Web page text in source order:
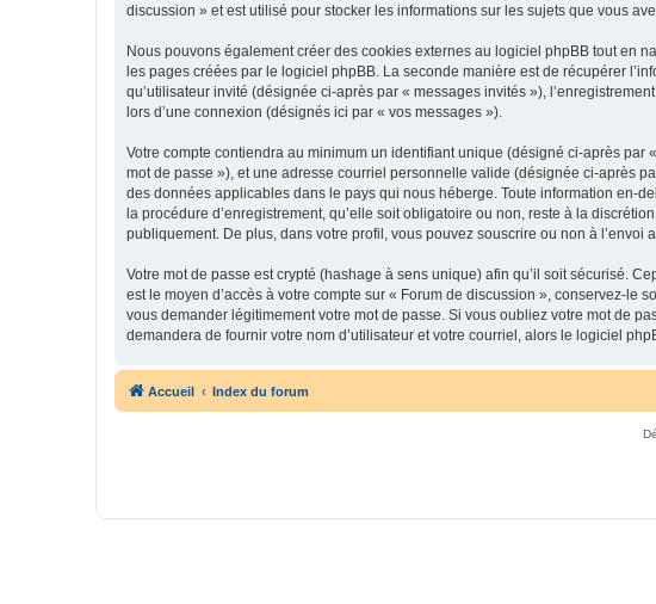
discussion » et est utilisé pour stocker les informations sur les sujets que vous
Nous pouvons également créer des cookies externes au logiciel phpBB tout en
les pages créées par le logiciel phpBB. La seconde manière est de récupérer
qu’utilisateur invité (désignée ci-après par « messages invités »),
lors d’une connexion (désignés ici par « vos messages »).
Votre compte contiendra au minimum un identifiant unique (désigné ci-après
mot de passe »), et une adresse courriel personnelle valide (désignée ci-après
des données applicables dans le pays qui nous héberge. Toute information en-
la procédure d’enregistrement, qu’elle soit obligatoire ou non, reste à la
publiquement. De plus, dans votre profil, vous pouvez souscrire ou non à
Votre mot de passe est crypté (hashage à sens unique) afin qu’il soit sécurisé.
est le moyen d’accès à votre compte sur « Forum de discussion », conservez-
vous demander légitimement votre mot de passe. Si vous oubliez votre mot de
demandera de fournir votre nom d’utilisateur et votre courriel, alors le logiciel
Accueil Index du forum